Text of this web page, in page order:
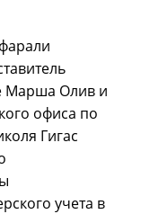
Марша Олив и
офиса по
Гигас
учета в